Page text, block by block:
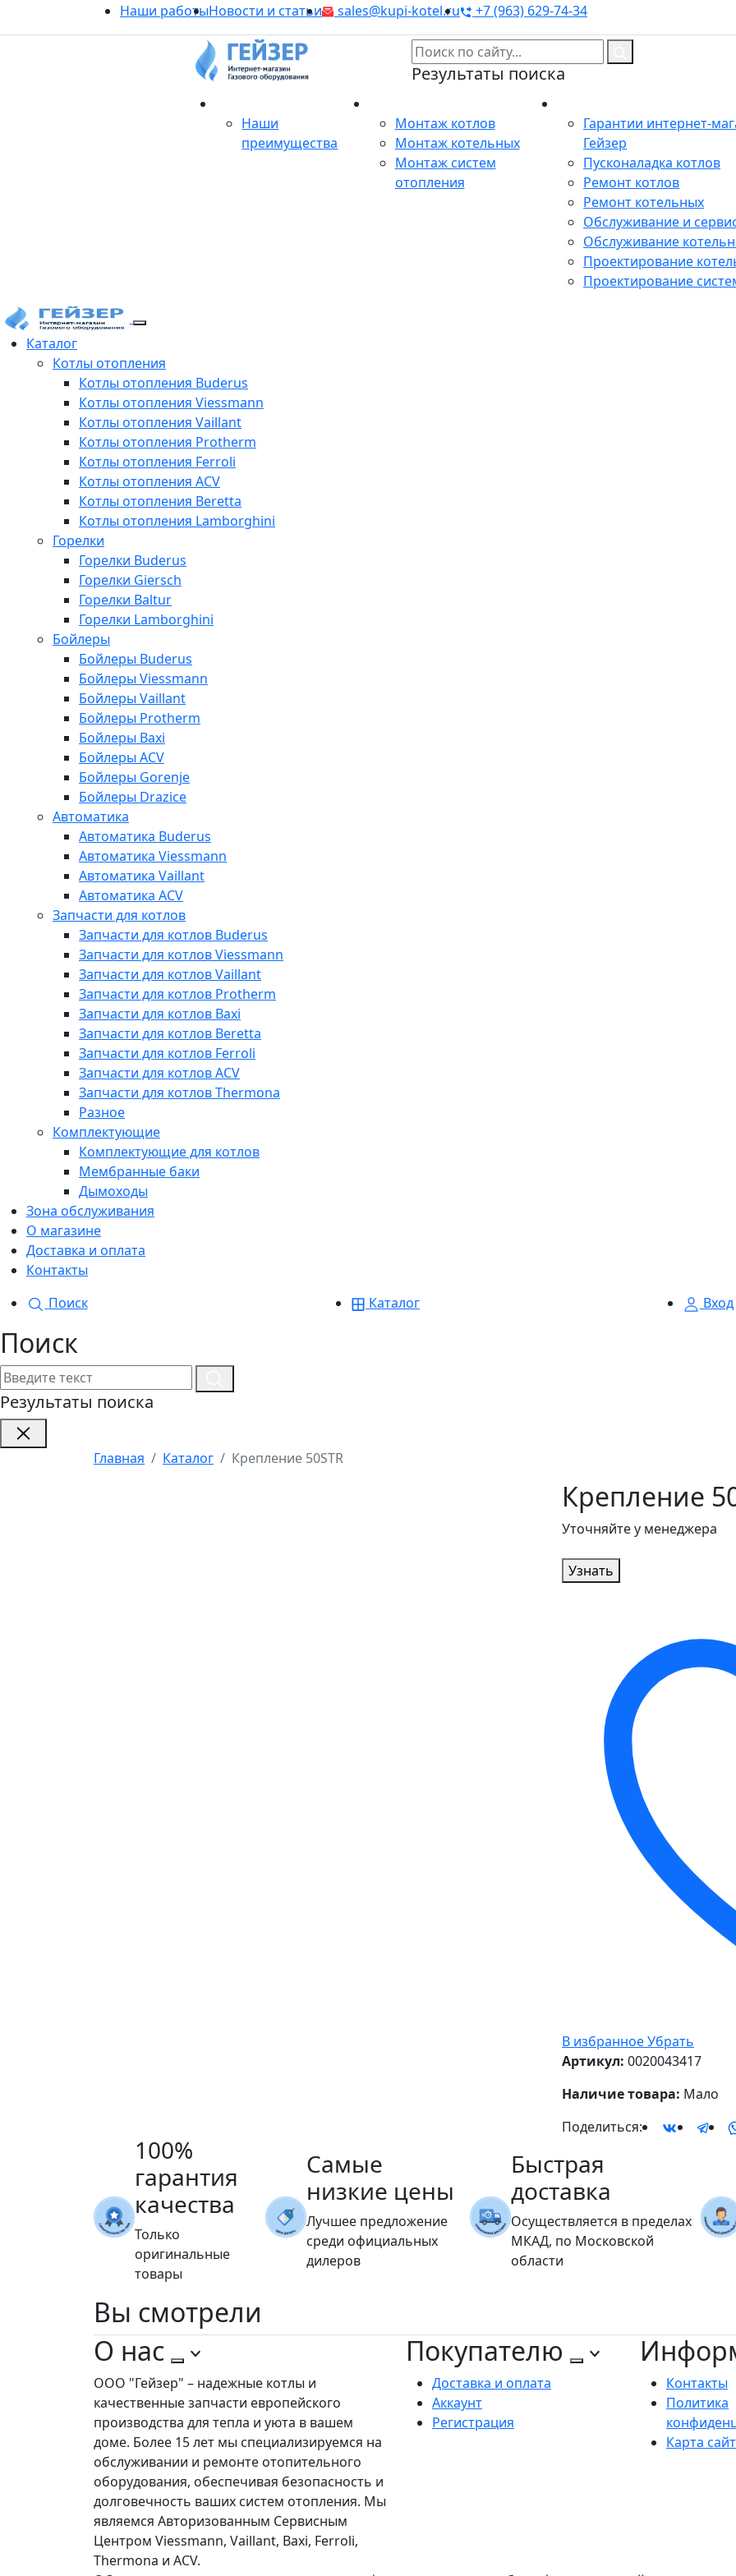
Наши работыНовости и статьи sales@kupi-kotel.ru +7 (963) 629-74-34
Результаты поиска
Наши
преимущества
Монтаж котлов
Монтаж котельных
Монтаж систем
отопления
Гарантии интернет-
Гейзер
Пусконаладка котлов
Ремонт котлов
Ремонт котельных
Обслуживание и
Обслуживание
Проектирование
Проектирование
Каталог
Котлы отопления
Котлы отопления Buderus
Котлы отопления Viessmann
Котлы отопления Vaillant
Котлы отопления Protherm
Котлы отопления Ferroli
Котлы отопления ACV
Котлы отопления Beretta
Котлы отопления Lamborghini
Горелки
Горелки Buderus
Горелки Giersch
Горелки Baltur
Горелки Lamborghini
Бойлеры
Бойлеры Buderus
Бойлеры Viessmann
Бойлеры Vaillant
Бойлеры Protherm
Бойлеры Baxi
Бойлеры ACV
Бойлеры Gorenje
Бойлеры Drazice
Автоматика
Автоматика Buderus
Автоматика Viessmann
Автоматика Vaillant
Автоматика ACV
Запчасти для котлов
Запчасти для котлов Buderus
Запчасти для котлов Viessmann
Запчасти для котлов Vaillant
Запчасти для котлов Protherm
Запчасти для котлов Baxi
Запчасти для котлов Beretta
Запчасти для котлов Ferroli
Запчасти для котлов ACV
Запчасти для котлов Thermona
Разное
Комплектующие
Комплектующие для котлов
Мембранные баки
Дымоходы
Зона обслуживания
О магазине
Доставка и оплата
Контакты
Поиск
Каталог Вход
Поиск
Результаты поиска
Главная Каталог Крепление 50STR
Крепление
Уточняйте у менеджера
Узнать
В избранноеУбрать
Артикул: 0020043417
Наличие товара: Мало
Поделиться:
100%
гарантия
качества
Только
оригинальные
товары
Самые
низкие цены
Лучшее предложение
среди официальных
дилеров
Быстрая
доставка
Осуществляется в пределах
МКАД, по Московской
области
Вы смотрели
О нас
ООО "Гейзер" – надежные котлы и
качественные запчасти европейского
производства для тепла и уюта в вашем
доме. Более 15 лет мы специализируемся на
обслуживании и ремонте отопительного
оборудования, обеспечивая безопасность и
долговечность ваших систем отопления. Мы
являемся Авторизованным Сервисным
Центром Viessmann, Vaillant, Baxi, Ferroli,
Thermona и ACV.
Покупателю
Доставка и оплата
Аккаунт
Регистрация
Контакты
Политика
Карта